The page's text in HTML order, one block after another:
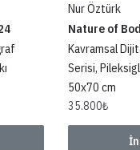
Nur Öztürk
Nature of
Kavramsal
Serisi,
50x70 cm
35.800₺